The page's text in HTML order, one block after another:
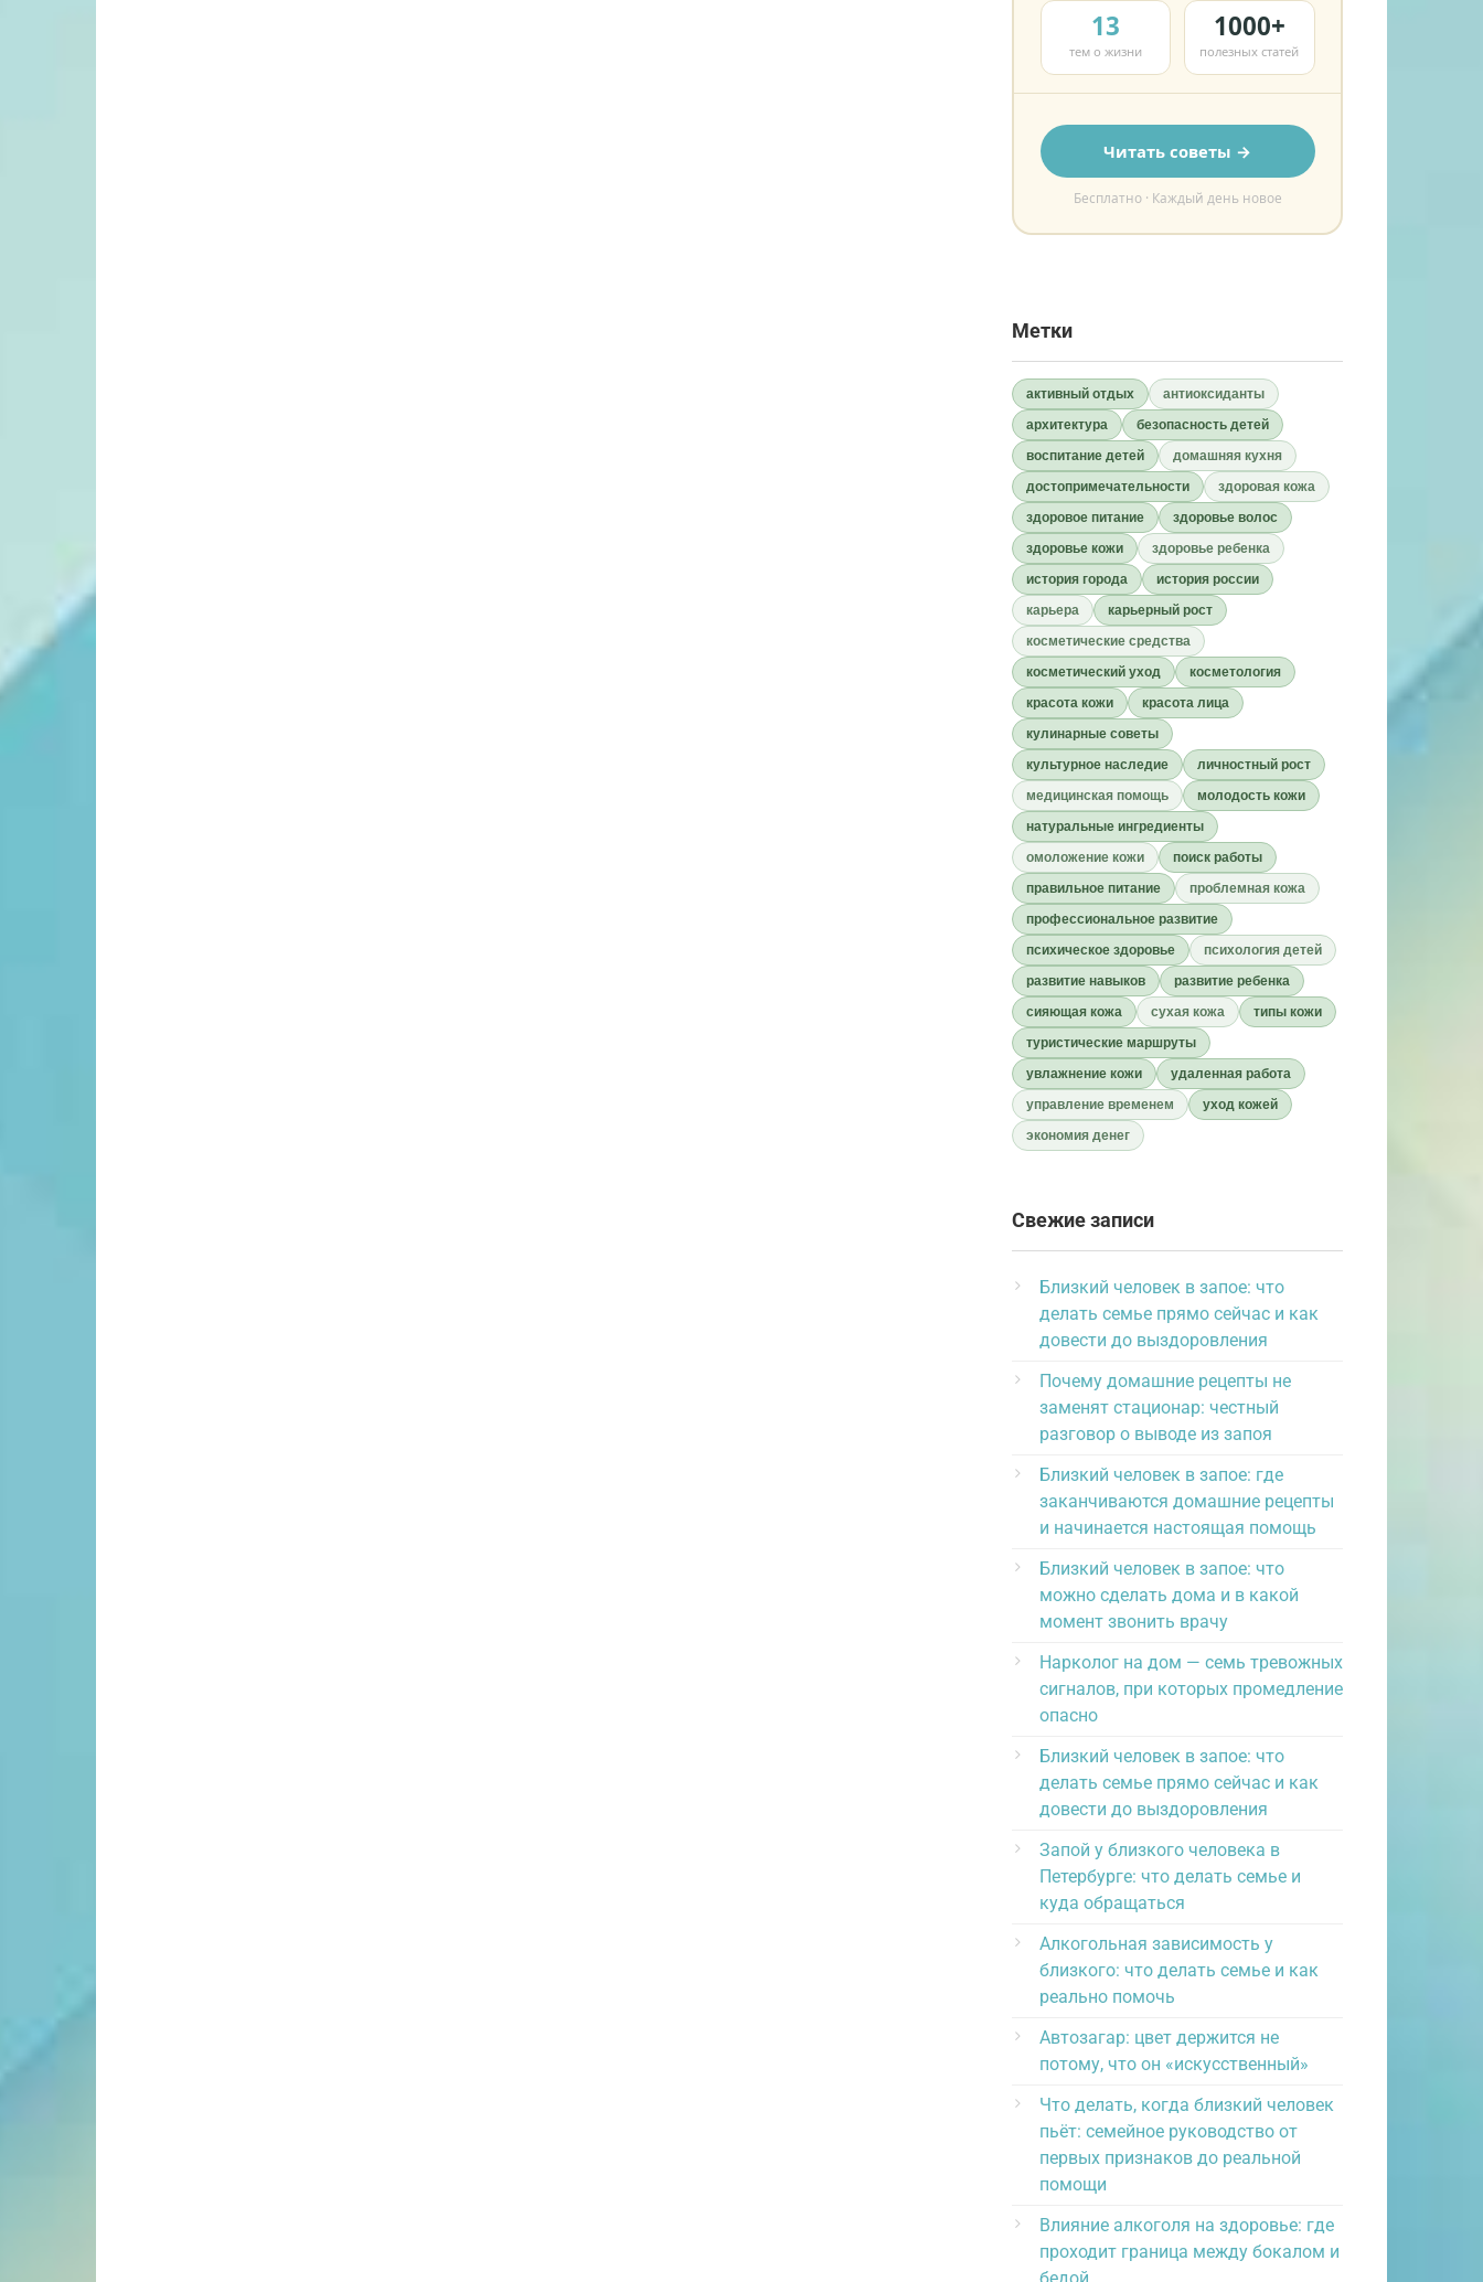
13
тем о жизни
1000+
полезных статей
Читать советы →
Бесплатно · Каждый день новое
Метки
активный отдых
антиоксиданты
архитектура
безопасность детей
воспитание детей
домашняя кухня
достопримечательности
здоровая кожа
здоровое питание
здоровье волос
здоровье кожи
здоровье ребенка
история города
история россии
карьера
карьерный рост
косметические средства
косметический уход
косметология
красота кожи
красота лица
кулинарные советы
культурное наследие
личностный рост
медицинская помощь
молодость кожи
натуральные ингредиенты
омоложение кожи
поиск работы
правильное питание
проблемная кожа
профессиональное развитие
психическое здоровье
психология детей
развитие навыков
развитие ребенка
сияющая кожа
сухая кожа
типы кожи
туристические маршруты
увлажнение кожи
удаленная работа
управление временем
уход кожей
экономия денег
Свежие записи
Близкий человек в запое: что
делать семье прямо сейчас и как
довести до выздоровления
Почему домашние рецепты не
заменят стационар: честный
разговор о выводе из запоя
Близкий человек в запое: где
заканчиваются домашние рецепты
и начинается настоящая помощь
Близкий человек в запое: что
можно сделать дома и в какой
момент звонить врачу
Нарколог на дом — семь тревожных
сигналов, при которых промедление
опасно
Близкий человек в запое: что
делать семье прямо сейчас и как
довести до выздоровления
Запой у близкого человека в
Петербурге: что делать семье и
куда обращаться
Алкогольная зависимость у
близкого: что делать семье и как
реально помочь
Автозагар: цвет держится не
потому, что он «искусственный»
Что делать, когда близкий человек
пьёт: семейное руководство от
первых признаков до реальной
помощи
Влияние алкоголя на здоровье: где
проходит граница между бокалом и